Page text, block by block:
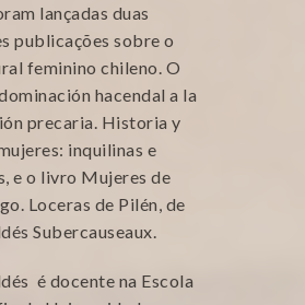
lançadas duas
publicações sobre o
feminino chileno. O
hacendal a la
precaria. Historia y
inquilinas e
e o livro Mujeres de
Loceras de Pilén, de
Subercauseaux.
é docente na Escola